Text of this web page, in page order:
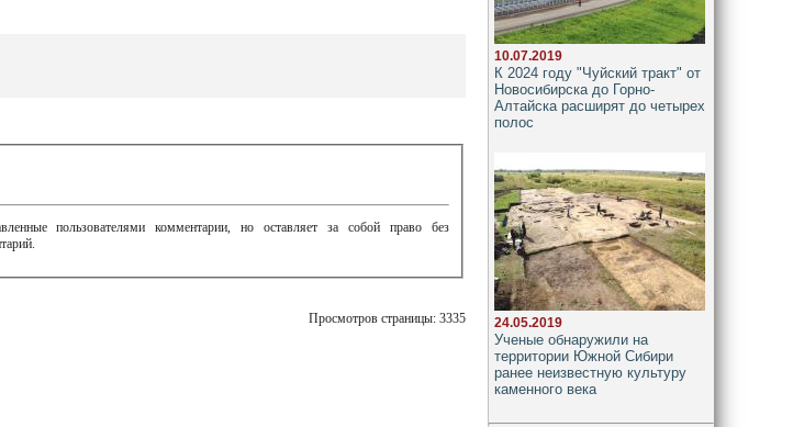
пользователями комментарии, но оставляет за собой право без
Просмотров страницы: 3335
10.07.2019
К 2024 году "Чуйский тракт" от
Новосибирска до Горно-
Алтайска расширят до четырех
полос
24.05.2019
Ученые обнаружили на
территории Южной Сибири
ранее неизвестную культуру
каменного века